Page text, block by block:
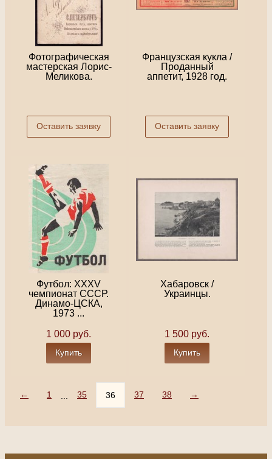
Фотографическая
мастерская Лорис-
Меликова.
Оставить заявку
Французская кукла /
Проданный
аппетит, 1928 год.
Оставить заявку
Футбол: XXXV
чемпионат СССР.
Динамо-ЦСКА,
1973 ...
1 000 руб.
Купить
Хабаровск /
Украинцы.
1 500 руб.
Купить
← 1 ... 35 36 37 38 →